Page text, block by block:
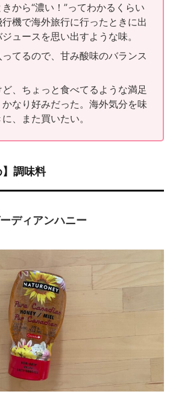
から“濃い！”ってわかるくらい
機で海外旅行に行ったときに出
ュースを思い出すような味。
てるので、甘み酸味のバランス
ど、ちょっと食べてるような満足
なり好みだった。海外気分を味
、また買いたい。
】調味料
ディアンハニー